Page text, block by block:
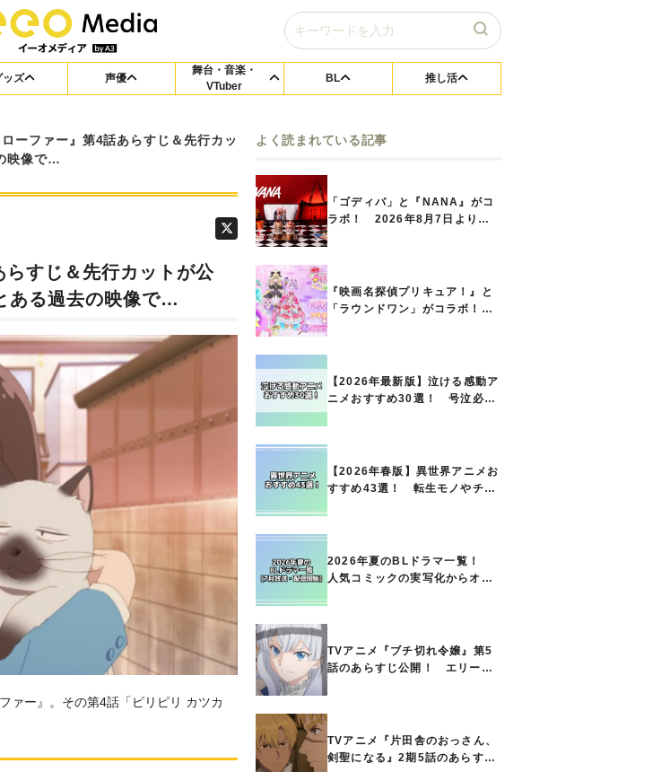
ッズ 声優
舞台・音楽・
VTuber
BL 推し活
ーファー』第4話あらすじ＆先行カッ
映像で…
すじ＆先行カットが公
ある過去の映像で…
ァー』。その第4話「ピリピリ カツカ
よく読まれている記事
「ゴディバ」と『NANA』がコ
ラボ！ 2026年8月7日よりシ
『映画名探偵プリキュア！』と
「ラウンドワン」がコラボ！
【2026年最新版】泣ける感動ア
ニメおすすめ30選！ 号泣必須
【2026年春版】異世界アニメお
すすめ43選！ 転生モノやチー
2026年夏のBLドラマ一覧！
人気コミックの実写化からオリ
TVアニメ『ブチ切れ令嬢』第5
話のあらすじ公開！ エリーの
TVアニメ『片田舎のおっさん、
剣聖になる』2期5話のあらすじ